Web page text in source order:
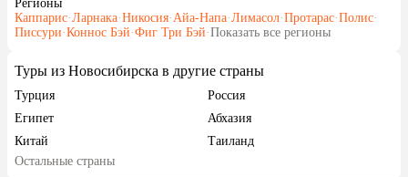
Регионы
Каппарис·Ларнака·Никосия· Айа-Напа·Лимасол·Протарас·Полис·
Писсури·Коннос Бэй·Фиг Три Бэй·Показать все регионы
Туры из Новосибирска в другие страны
Турция
Россия
Египет
Абхазия
Китай
Таиланд
Вьетнам
Остальные страны